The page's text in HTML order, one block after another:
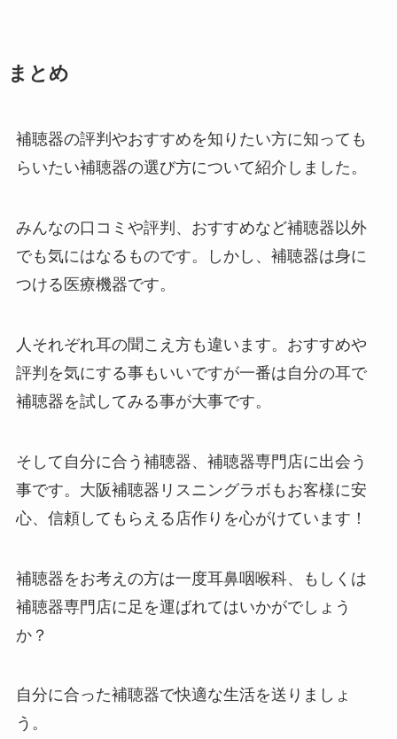
まとめ
補聴器の評判やおすすめを知りたい方に知っても
らいたい補聴器の選び方について紹介しました。
みんなの口コミや評判、おすすめなど補聴器以外
でも気にはなるものです。しかし、補聴器は身に
つける医療機器です。
人それぞれ耳の聞こえ方も違います。おすすめや
評判を気にする事もいいですが一番は自分の耳で
補聴器を試してみる事が大事です。
そして自分に合う補聴器、補聴器専門店に出会う
事です。大阪補聴器リスニングラボもお客様に安
心、信頼してもらえる店作りを心がけています！
補聴器をお考えの方は一度耳鼻咽喉科、もしくは
補聴器専門店に足を運ばれてはいかがでしょう
か？
自分に合った補聴器で快適な生活を送りましょ
う。